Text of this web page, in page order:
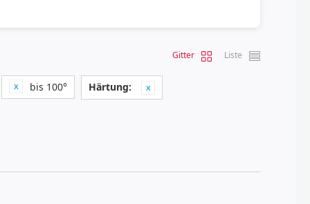
Gitter Liste
bis 100° Härtung: